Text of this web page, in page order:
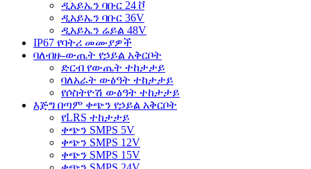
ዲአይኤን ባቡር 24 ቮ
ዲአይኤን ባቡር 36V
ዲአይኤን ሬይል 48V
IP67 የባትሪ መሙያዎች
ባለብዙ-ውጤት የኃይል አቅርቦት
ድርብ የውጤት ተከታታይ
ባለአራት ውፅዓት ተከታታይ
የሶስትዮሽ ውፅዓት ተከታታይ
እጅግ በጣም ቀጭን የኃይል አቅርቦት
የLRS ተከታታይ
ቀጭን SMPS 5V
ቀጭን SMPS 12V
ቀጭን SMPS 15V